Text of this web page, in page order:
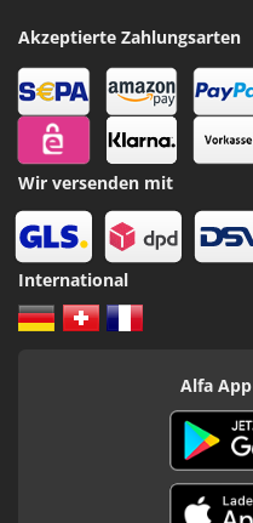
Akzeptierte Zahlungsarten
Wir versenden mit
International
Alfa App